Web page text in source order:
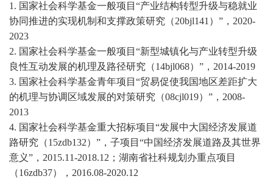
1. 国家社会科学基金一般项目 “产业结构转型升级与稳就业
协同推进的实现机制和支撑政策研究（20bjl141）”，2020-
2023
2. 国家社会科学基金一般项目 “新型城镇化与产业转型升级
良性互动发展的机理及路径研究（14bjl068）”，2014-2019
3. 国家社会科学基金青年项目 “贸易促使我国地区差距扩大
的机理与协调区域发展的对策研究（08cjl019）”，2008-
2013
4. 国家社会科学基金重大招标项目 “发展中大国经济发展道
路研究（15zdb132）”，子项目“中国经济发展道路及其世界
意义”，2015.11-2018.12；湖南省社科规划办重点项目
（16zdb37），2016.08-2020.12